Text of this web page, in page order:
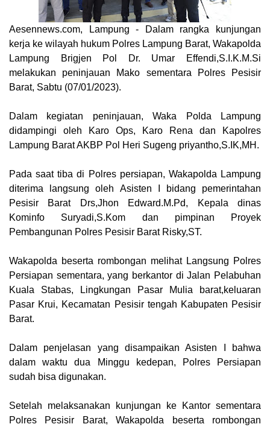
Aesennews.com, Lampung - Dalam rangka kunjungan
kerja ke wilayah hukum Polres Lampung Barat, Wakapolda
Lampung Brigjen Pol Dr. Umar Effendi,S.I.K.M.Si
melakukan peninjauan Mako sementara Polres Pesisir
Barat, Sabtu (07/01/2023).
Dalam kegiatan peninjauan, Waka Polda Lampung
didampingi oleh Karo Ops, Karo Rena dan Kapolres
Lampung Barat AKBP Pol Heri Sugeng priyantho,S.IK,MH.
Pada saat tiba di Polres persiapan, Wakapolda Lampung
diterima langsung oleh Asisten I bidang pemerintahan
Pesisir Barat Drs,Jhon Edward.M.Pd, Kepala dinas
Kominfo Suryadi,S.Kom dan pimpinan Proyek
Pembangunan Polres Pesisir Barat Risky,ST.
Wakapolda beserta rombongan melihat Langsung Polres
Persiapan sementara, yang berkantor di Jalan Pelabuhan
Kuala Stabas, Lingkungan Pasar Mulia barat,keluaran
Pasar Krui, Kecamatan Pesisir tengah Kabupaten Pesisir
Barat.
Dalam penjelasan yang disampaikan Asisten I bahwa
dalam waktu dua Minggu kedepan, Polres Persiapan
sudah bisa digunakan.
Setelah melaksanakan kunjungan ke Kantor sementara
Polres Pesisir Barat, Wakapolda beserta rombongan